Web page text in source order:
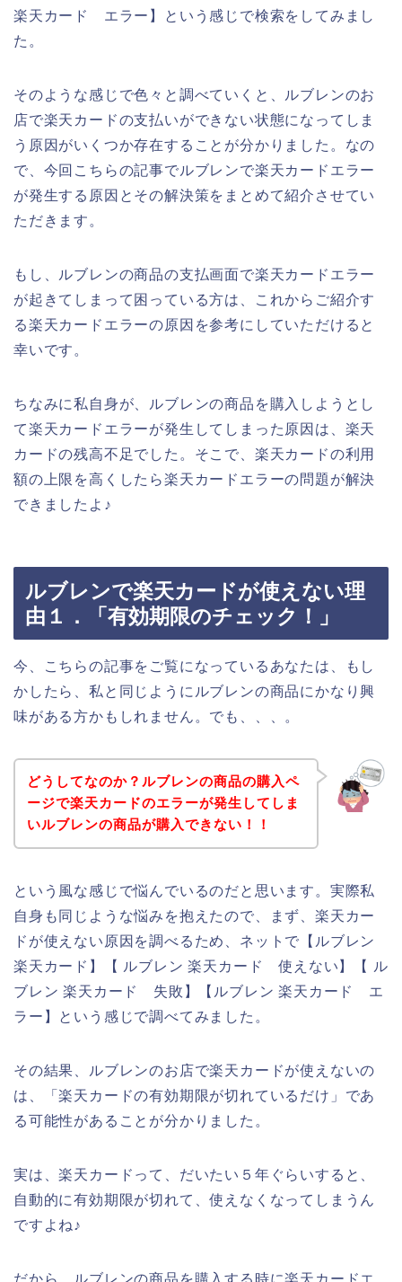
楽天カード エラー】という感じで検索をしてみまし
た。
そのような感じで色々と調べていくと、ルブレンのお
店で楽天カードの支払いができない状態になってしま
う原因がいくつか存在することが分かりました。なの
で、今回こちらの記事でルブレンで楽天カードエラー
が発生する原因とその解決策をまとめて紹介させてい
ただきます。
もし、ルブレンの商品の支払画面で楽天カードエラー
が起きてしまって困っている方は、これからご紹介す
る楽天カードエラーの原因を参考にしていただけると
幸いです。
ちなみに私自身が、ルブレンの商品を購入しようとし
て楽天カードエラーが発生してしまった原因は、楽天
カードの残高不足でした。そこで、楽天カードの利用
額の上限を高くしたら楽天カードエラーの問題が解決
できましたよ♪
ルブレンで楽天カードが使えない理
由１．「有効期限のチェック！」
今、こちらの記事をご覧になっているあなたは、もし
かしたら、私と同じようにルブレンの商品にかなり興
味がある方かもしれません。でも、、、。
どうしてなのか？ルブレンの商品の購入ペ
ージで楽天カードのエラーが発生してしま
いルブレンの商品が購入できない！！
という風な感じで悩んでいるのだと思います。実際私
自身も同じような悩みを抱えたので、まず、楽天カー
ドが使えない原因を調べるため、ネットで【ルブレン
楽天カード】【 ルブレン 楽天カード 使えない】【 ル
ブレン 楽天カード 失敗】【ルブレン 楽天カード エ
ラー】という感じで調べてみました。
その結果、ルブレンのお店で楽天カードが使えないの
は、「楽天カードの有効期限が切れているだけ」であ
る可能性があることが分かりました。
実は、楽天カードって、だいたい５年ぐらいすると、
自動的に有効期限が切れて、使えなくなってしまうん
ですよね♪